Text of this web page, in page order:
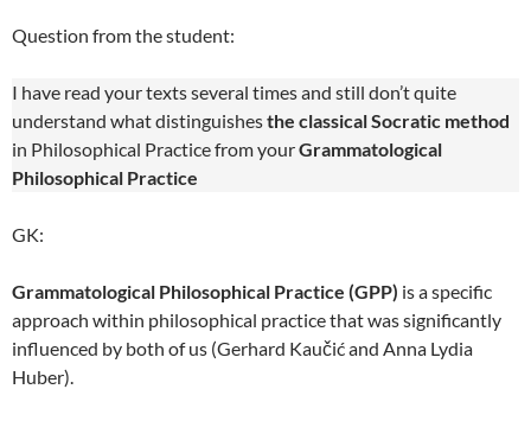
Question from the student:
I have read your texts several times and still don’t quite
understand what distinguishesthe classical Socratic method
in Philosophical Practice from yourGrammatological
Philosophical Practice
GK:
Grammatological Philosophical Practice (GPP) is a specific
approach within philosophical practice that was significantly
influenced by both of us (Gerhard Kaučić and Anna Lydia
Huber).